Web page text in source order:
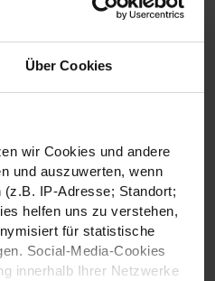
Über Cookies
wir Cookies und andere
und auszuwerten, wenn
IP-Adresse; Standort;
helfen uns zu verstehen,
für statistische
Social-Media-Cookies
innerhalb Ihrer Netzwerke